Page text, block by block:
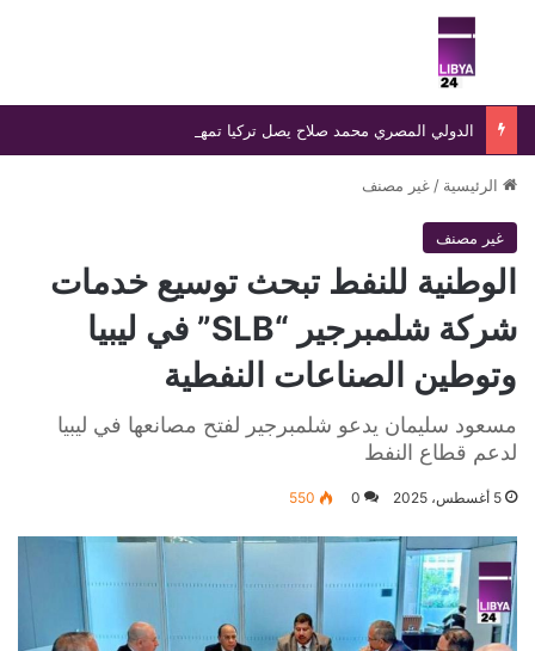
بحث عن
الرئيسية / غير مصنف
غير مصنف
الوطنية للنفط تبحث توسيع خدمات
شركة شلمبرجير “SLB” في ليبيا
وتوطين الصناعات النفطية
مسعود سليمان يدعو شلمبرجير لفتح مصانعها في ليبيا
لدعم قطاع النفط
5 أغسطس، 2025 0
550